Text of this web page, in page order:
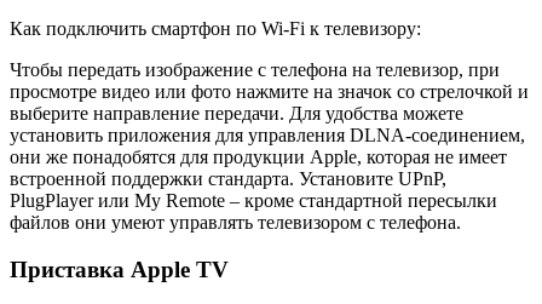
Как подключить смартфон по Wi-Fi к телевизору:
Чтобы передать изображение с телефона на телевизор, при
просмотре видео или фото нажмите на значок со стрелочкой и
выберите направление передачи. Для удобства можете
установить приложения для управления DLNA-соединением,
они же понадобятся для продукции Apple, которая не имеет
встроенной поддержки стандарта. Установите UPnP,
PlugPlayer или My Remote – кроме стандартной пересылки
файлов они умеют управлять телевизором с телефона.
Приставка Apple TV